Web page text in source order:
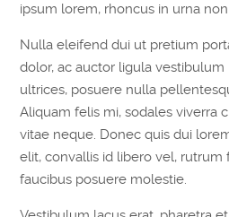
ipsum lorem, rhoncus in urna
Nulla eleifend dui ut pretium
dolor, ac auctor ligula vestibulum
ultrices, posuere nulla
Aliquam felis mi, sodales viverra
vitae neque. Donec quis dui
elit, convallis id libero vel, rutrum
faucibus posuere molestie.